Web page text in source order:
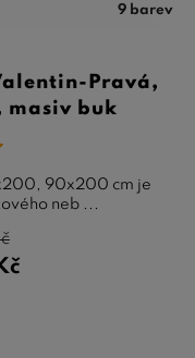
9 barev
Pravá,
masiv buk
90x200 cm je
neb ...
Kč